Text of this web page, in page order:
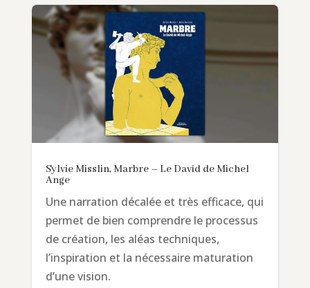
Sylvie Misslin, Marbre – Le David de Michel
Ange
Une narration décalée et très efficace, qui
permet de bien comprendre le processus
de création, les aléas techniques,
l’inspiration et la nécessaire maturation
d’une vision.